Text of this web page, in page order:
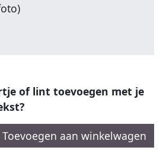
of lint toevoegen met je
Toevoegen aan winkelwagen